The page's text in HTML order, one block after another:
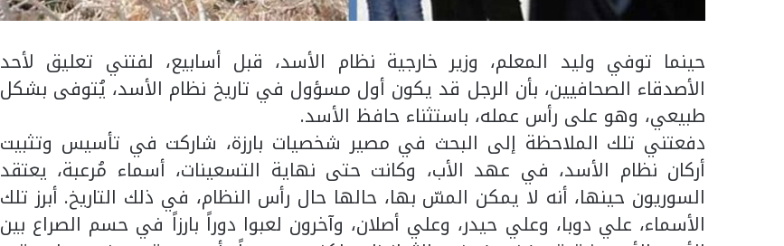
حينما توفي وليد المعلم، وزير خارجية نظام الأسد، قبل أسابيع، لفتني تعليق لأحد
الأصدقاء الصحافيين، بأن الرجل قد يكون أول مسؤول في تاريخ نظام الأسد، يُتوفى بشكل
طبيعي، وهو على رأس عمله، باستثناء حافظ الأسد.
دفعتني تلك الملاحظة إلى البحث في مصير شخصيات بارزة، شاركت في تأسيس وتثبيت
أركان نظام الأسد، في عهد الأب، وكانت حتى نهاية التسعينات، أسماء مُرعبة، يعتقد
السوريون حينها، أنه لا يمكن المسّ بها، حالها حال رأس النظام، في ذلك التاريخ. أبرز تلك
الأسماء، علي دوبا، وعلي حيدر، وعلي أصلان، وآخرون لعبوا دوراً بارزاً في حسم الصراع بين